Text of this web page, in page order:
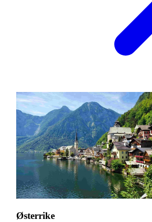
Østerrike